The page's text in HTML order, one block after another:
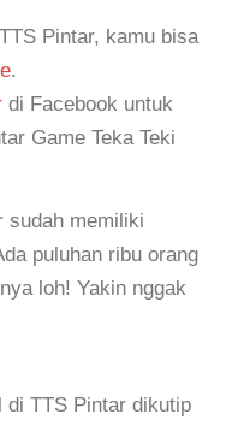
Pintar, kamu bisa
.
di Facebook untuk
Game Teka Teki
sudah memiliki
puluhan ribu orang
loh! Yakin nggak
di TTS Pintar dikutip